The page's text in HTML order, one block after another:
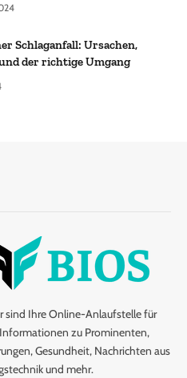
Schlaganfall: Ursachen,
der richtige Umgang
sind Ihre Online-Anlaufstelle für
zu Prominenten,
Gesundheit, Nachrichten aus
und mehr.